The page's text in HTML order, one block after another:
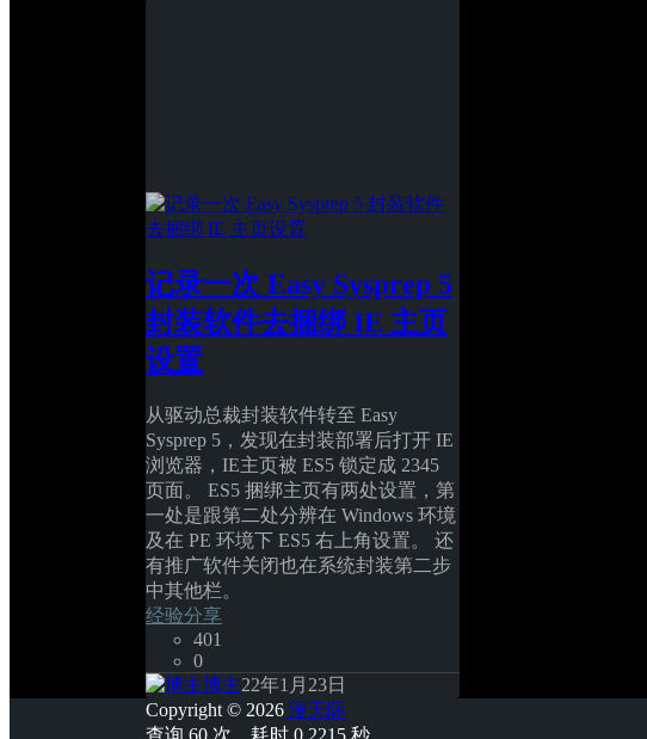
记录一次 Easy Sysprep 5
封装软件去捆绑 IE 主页
设置
从驱动总裁封装软件转至 Easy
Sysprep 5，发现在封装部署后打开 IE
浏览器，IE主页被 ES5 锁定成 2345
页面。 ES5 捆绑主页有两处设置，第
一处是跟第二处分辨在 Windows 环境
及在 PE 环境下 ES5 右上角设置。 还
有推广软件关闭也在系统封装第二步
中其他栏。
经验分享
401
0
博主22年1月23日
Copyright © 2026 漫无际